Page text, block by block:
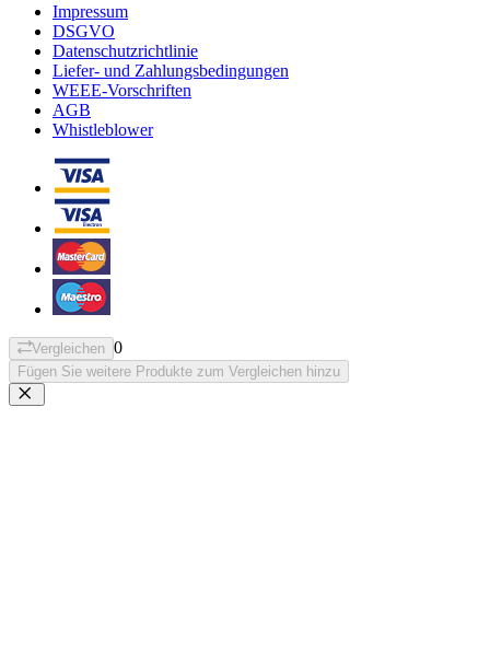
Impressum
DSGVO
Datenschutzrichtlinie
Liefer- und Zahlungsbedingungen
WEEE-Vorschriften
AGB
Whistleblower
Vergleichen 0
Fügen Sie weitere Produkte zum Vergleichen hinzu